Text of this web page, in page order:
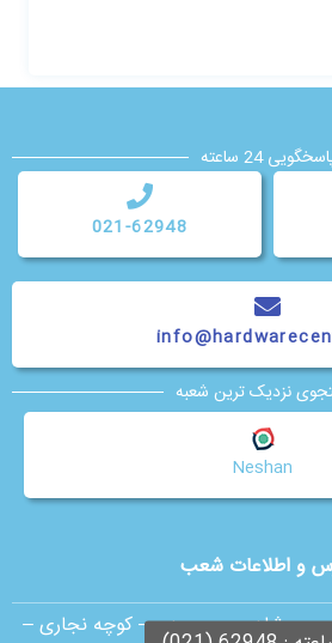
و اطلاعات شعب
بین شادمهر و بهبودی – کوچه نجاری –
24 ساعته
021-62948
نزدیک ترین شعبه
Neshan